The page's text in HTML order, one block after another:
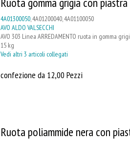
4A01300050, 4A01200040, 4A01100050
AVO ALDO VALSECCHI
AVO 303 Linea ARREDAMENTO ruota in gomma
15 kg
Vedi altri 3 articoli collegati
confezione da 12,00 Pezzi
Ruota poliammide nera con